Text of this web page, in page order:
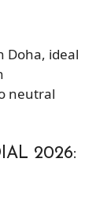
Doha, ideal
neutral
2026: